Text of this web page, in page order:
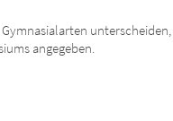
angegeben.